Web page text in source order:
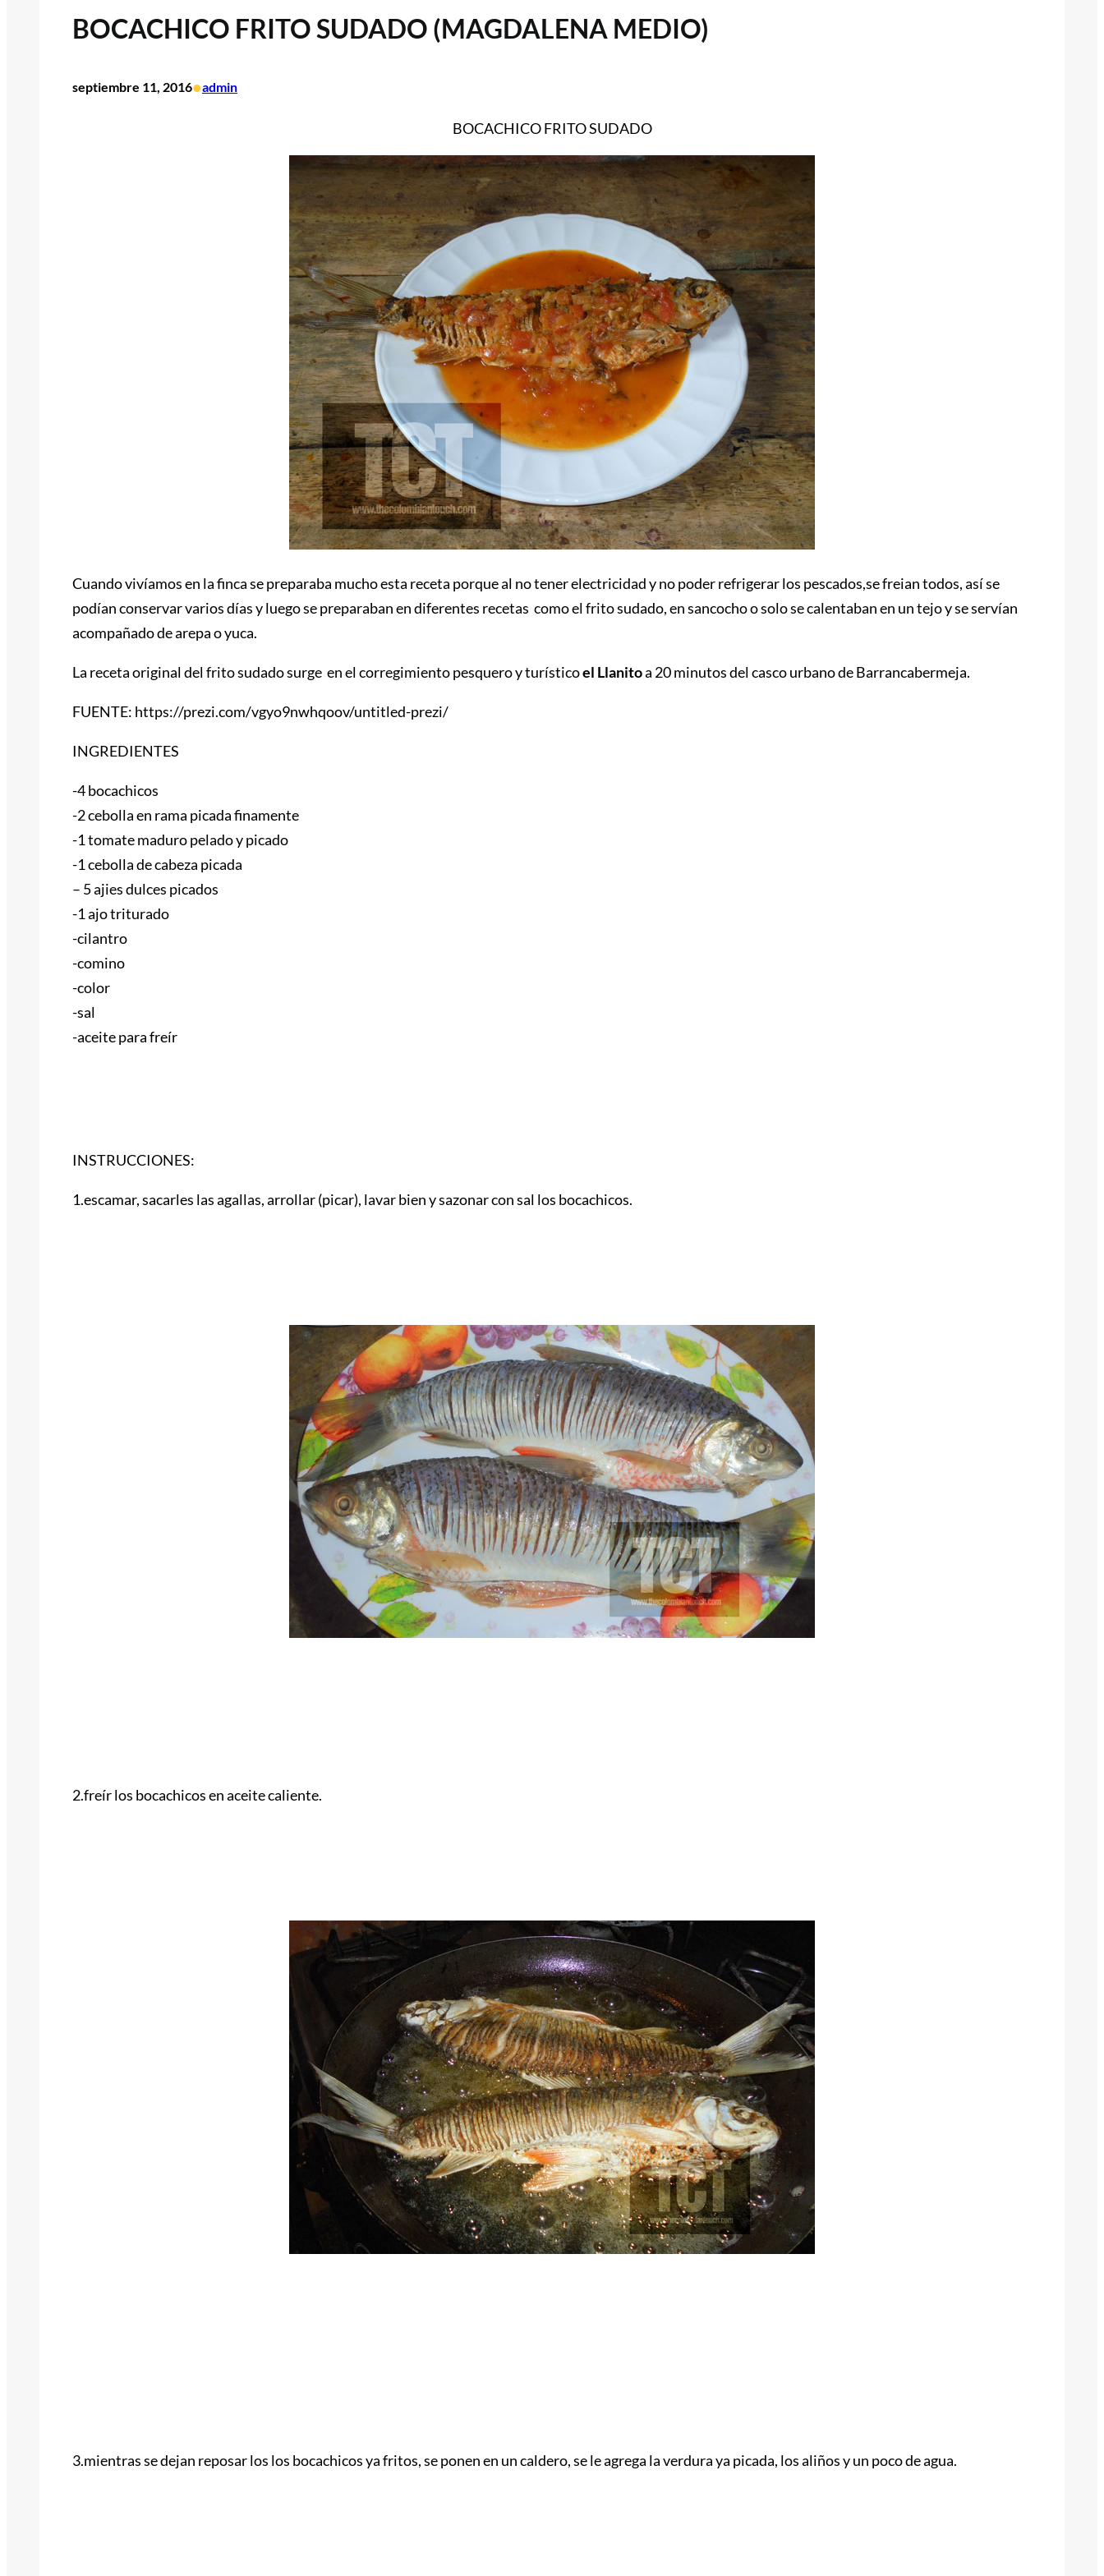
BOCACHICO FRITO SUDADO (MAGDALENA MEDIO)
septiembre 11, 2016•admin
BOCACHICO FRITO SUDADO
Cuando vivíamos en la finca se preparaba mucho esta receta porque al no tener electricidad y no poder refrigerar los pescados,se freian todos, así se
podían conservar varios días y luego se preparaban en diferentes recetas como el frito sudado, en sancocho o solo se calentaban en un tejo y se servían
acompañado de arepa o yuca.
La receta original del frito sudado surge en el corregimiento pesquero y turísticoel Llanitoa 20 minutos del casco urbano de Barrancabermeja.
FUENTE: https://prezi.com/vgyo9nwhqoov/untitled-prezi/
INGREDIENTES
-4 bocachicos
-2 cebolla en rama picada finamente
-1 tomate maduro pelado y picado
-1 cebolla de cabeza picada
– 5 ajies dulces picados
-1 ajo triturado
-cilantro
-comino
-color
-sal
-aceite para freír
INSTRUCCIONES:
1.escamar, sacarles las agallas, arrollar (picar), lavar bien y sazonar con sal los bocachicos.
2.freír los bocachicos en aceite caliente.
3.mientras se dejan reposar los los bocachicos ya fritos, se ponen en un caldero, se le agrega la verdura ya picada, los aliños y un poco de agua.